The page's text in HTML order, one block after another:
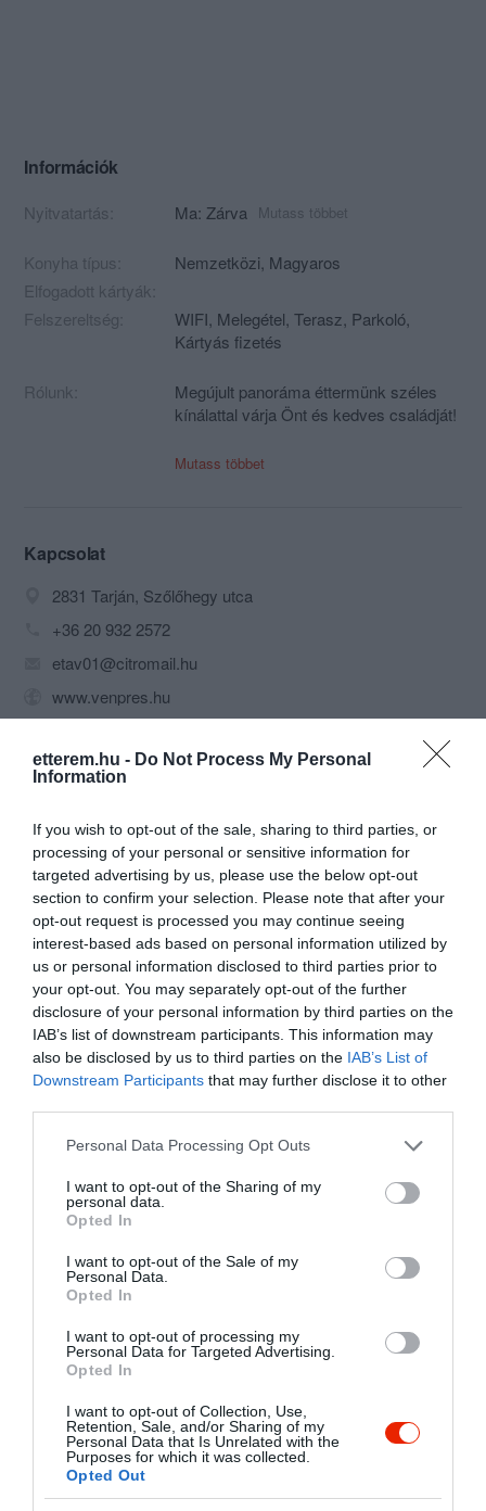
etterem.hu - Do Not Process My Personal
Information
If you wish to opt-out of the sale, sharing to third parties, or
processing of your personal or sensitive information for
targeted advertising by us, please use the below opt-out
section to confirm your selection. Please note that after your
opt-out request is processed you may continue seeing
interest-based ads based on personal information utilized by
us or personal information disclosed to third parties prior to
your opt-out. You may separately opt-out of the further
disclosure of your personal information by third parties on the
IAB’s list of downstream participants. This information may
also be disclosed by us to third parties on the IAB’s List of
Downstream Participants that may further disclose it to other
Please note that this website/app uses one or more Google
not limited to your visit or usage behaviour. You may click to
grant or deny consent to Google and its third-party tags to
use your data for below specified purposes in below Google
consent section.
Personal Data Processing Opt Outs
I want to opt-out of the Sharing of my
personal data.
Opted In
I want to opt-out of the Sale of my
Personal Data.
Opted In
I want to opt-out of processing my
Personal Data for Targeted Advertising.
Opted In
I want to opt-out of Collection, Use,
Retention, Sale, and/or Sharing of my
Personal Data that Is Unrelated with the
Purposes for which it was collected.
Opted Out
Információk
Nyitvatartás: Ma: Zárva Mutass többet
Konyha típus: Nemzetközi, Magyaros
Elfogadott kártyák:
Felszereltség:
WIFI, Melegétel, Terasz, Parkoló,
Kártyás fizetés
Rólunk:
Megújult panoráma éttermünk széles
kínálattal várja Önt és kedves családját!
A szabadban fedett teraszunkon 50, míg
Így se szél, se zivatar nem jelenthet
gyönyörködve elfogyasszák frissen sült
Mutass többet
Kapcsolat
2831 Tarján, Szőlőhegy utca
+36 20 932 2572
etav01@citromail.hu
www.venpres.hu
Probléma jelentése Te vagy a tulajdonos?
Értékelések